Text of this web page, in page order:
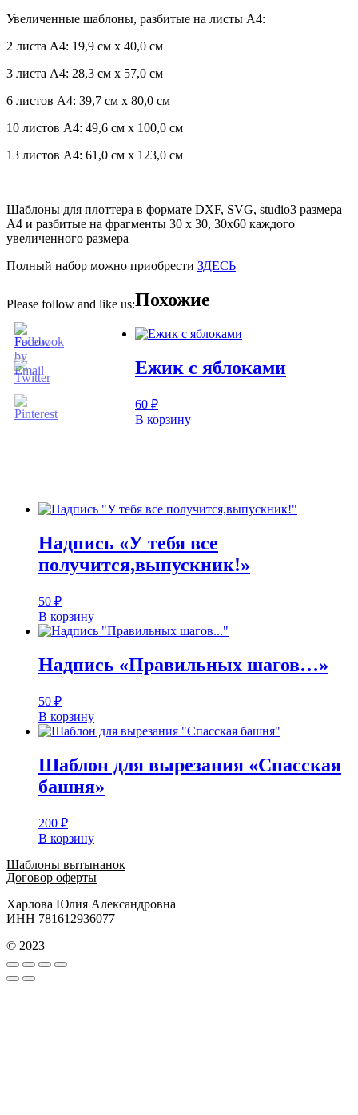
Увеличенные шаблоны, разбитые на листы А4:
2 листа А4: 19,9 см х 40,0 см
3 листа А4: 28,3 см х 57,0 см
6 листов А4: 39,7 см х 80,0 см
10 листов А4: 49,6 см х 100,0 см
13 листов А4: 61,0 см х 123,0 см
Шаблоны для плоттера в формате DXF, SVG, studio3 размера
А4 и разбитые на фрагменты 30 х 30, 30х60 каждого
увеличенного размера
Полный набор можно приобрести ЗДЕСЬ
Please follow and like us:Похожие
Ежик с яблоками
60 ₽
В корзину
Надпись «У тебя все
получится,выпускник!»
50 ₽
В корзину
Надпись «Правильных шагов…»
50 ₽
В корзину
Шаблон для вырезания «Спасская
башня»
200 ₽
В корзину
Шаблоны вытынанок
Договор оферты
Харлова Юлия Александровна
ИНН 781612936077
© 2023